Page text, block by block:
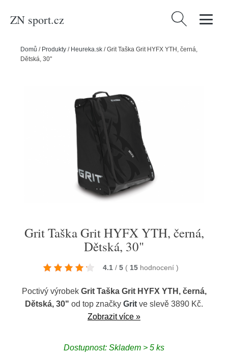
ZN sport.cz Vyhledávání
Domů / Produkty / Heureka.sk /Grit Taška Grit HYFX YTH, černá,
Dětská, 30"
Grit Taška Grit HYFX YTH, černá,
Dětská, 30"
4.1 / 5 ( 15 hodnocení )
Poctivý výrobek Grit Taška Grit HYFX YTH, černá,
Dětská, 30" od top značky Grit ve slevě 3890 Kč.
Zobrazit více »
Dostupnost: Skladem > 5 ks